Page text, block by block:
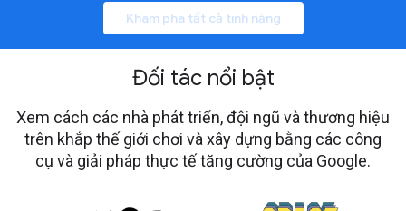
Khám phá tất cả tính năng
Đối tác nổi bật
Xem cách các nhà phát triển, đội ngũ và thương hiệu
trên khắp thế giới chơi và xây dựng bằng các công
cụ và giải pháp thực tế tăng cường của Google.